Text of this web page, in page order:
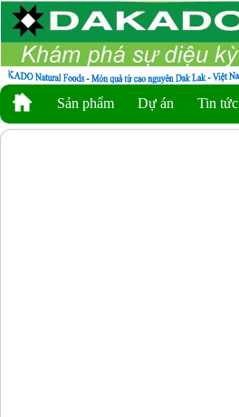
Sản phẩm Dự án Tin tức